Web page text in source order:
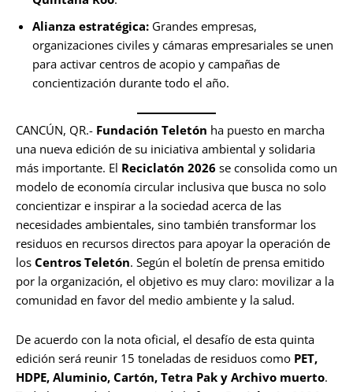
Alianza estratégica: Grandes empresas,
organizaciones civiles y cámaras empresariales se unen
para activar centros de acopio y campañas de
concientización durante todo el año.
CANCÚN, QR.- Fundación Teletón ha puesto en marcha
una nueva edición de su iniciativa ambiental y solidaria
más importante. El Reciclatón 2026 se consolida como un
modelo de economía circular inclusiva que busca no solo
concientizar e inspirar a la sociedad acerca de las
necesidades ambientales, sino también transformar los
residuos en recursos directos para apoyar la operación de
los Centros Teletón. Según el boletín de prensa emitido
por la organización, el objetivo es muy claro: movilizar a la
comunidad en favor del medio ambiente y la salud.
De acuerdo con la nota oficial, el desafío de esta quinta
edición será reunir 15 toneladas de residuos como PET,
HDPE, Aluminio, Cartón, Tetra Pak y Archivo muerto.